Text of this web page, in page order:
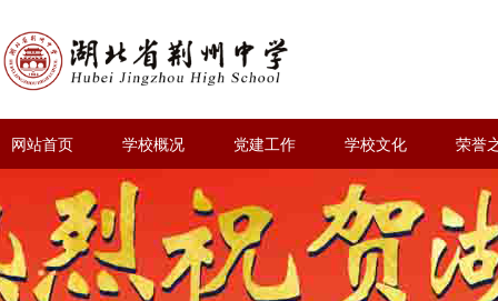
网站首页 学校概况 党建工作 学校文化 荣誉